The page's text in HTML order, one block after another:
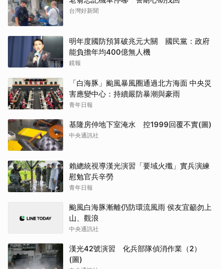
台灣好新聞
明年度國防預算破兆元大關 國民黨：政府
能負擔年均400億無人機
鏡報
「白海豚」颱風暴風圈通過北方海面 中央災
害應變中心：持續嚴防暴潮與豪雨
青年日報
基隆房仲地下室淹水 控1999回覆不實(圖)
中央通訊社
賴總統視導漢光演習「要域火殲」實兵演練
慰勉官兵辛勞
青年日報
颱風白海豚漸離仍防環流風雨 侯友宜籲勿上
山、觀浪
中央通訊社
漢光42號演習 化兵部隊偵消作業（2）
(圖)